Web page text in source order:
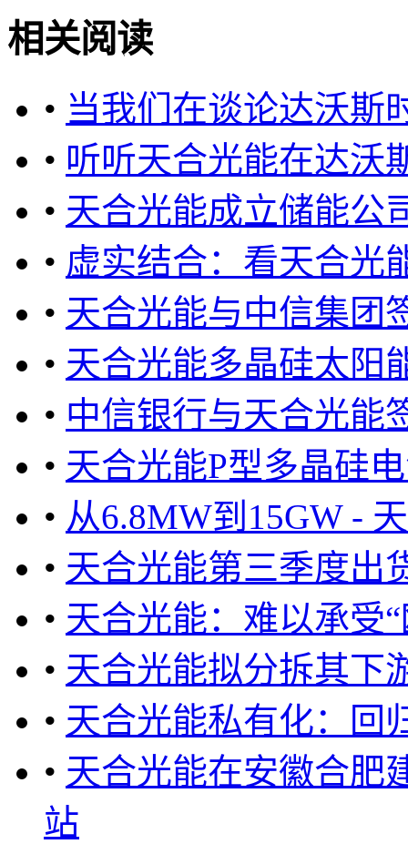
相关阅读
• 当我们在谈论达沃斯
• 听听天合光能在达沃
• 天合光能成立储能公
• 虚实结合：看天合光
• 天合光能与中信集团
• 天合光能多晶硅太阳
• 中信银行与天合光能
• 天合光能P型多晶硅
• 从6.8MW到15GW -
• 天合光能第三季度出
• 天合光能：难以承受
• 天合光能拟分拆其下
• 天合光能私有化：回
• 天合光能在安徽合肥
站